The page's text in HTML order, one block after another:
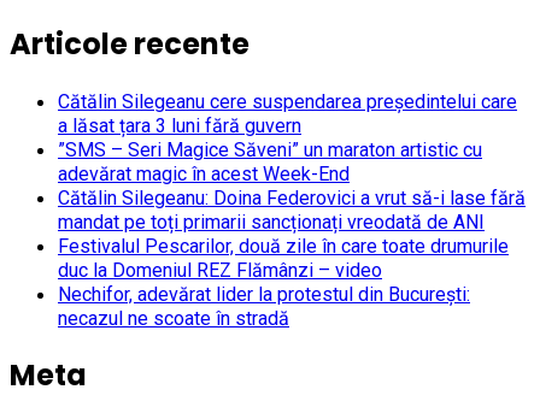
Articole recente
Cătălin Silegeanu cere suspendarea președintelui care
a lăsat țara 3 luni fără guvern
”SMS – Seri Magice Săveni” un maraton artistic cu
adevărat magic în acest Week-End
Cătălin Silegeanu: Doina Federovici a vrut să-i lase fără
mandat pe toți primarii sancționați vreodată de ANI
Festivalul Pescarilor, două zile în care toate drumurile
duc la Domeniul REZ Flămânzi – video
Nechifor, adevărat lider la protestul din București:
necazul ne scoate în stradă
Meta